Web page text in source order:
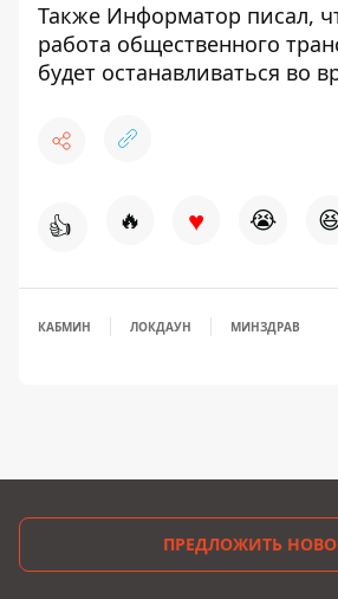
Также Информатор писал,
работа общественного
будет останавливаться во
👍 🔥 ♥ 😭
КАБМИН ЛОКДАУН МИНЗДРАВ
ПРЕДЛОЖИТЬ